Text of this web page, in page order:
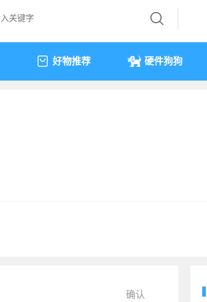
好物推荐 硬件狗狗